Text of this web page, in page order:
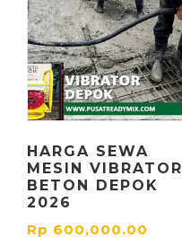
HARGA SEWA
MESIN VIBRATOR
BETON DEPOK
2026
Rp 600,000.00